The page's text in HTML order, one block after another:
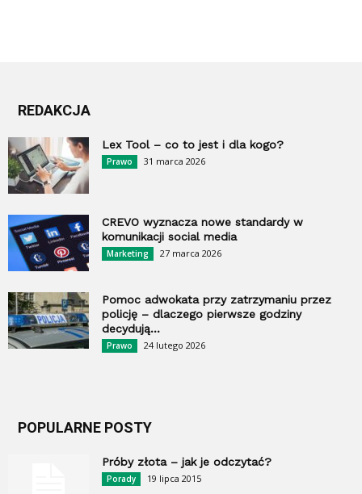
REDAKCJA
Lex Tool – co to jest i dla kogo?
Prawo 31 marca 2026
CREVO wyznacza nowe standardy w
komunikacji social media
Marketing 27 marca 2026
Pomoc adwokata przy zatrzymaniu przez
policję – dlaczego pierwsze godziny
decydują...
Prawo 24 lutego 2026
POPULARNE POSTY
Próby złota – jak je odczytać?
Porady 19 lipca 2015